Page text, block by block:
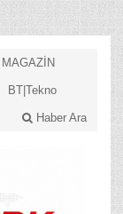
MAGAZİN
BT|Tekno
Haber Ara